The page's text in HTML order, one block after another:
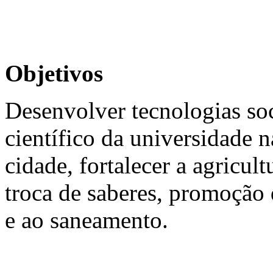
Objetivos
Desenvolver tecnologias
científico da universidade
cidade, fortalecer a
troca de saberes,
e ao saneamento.